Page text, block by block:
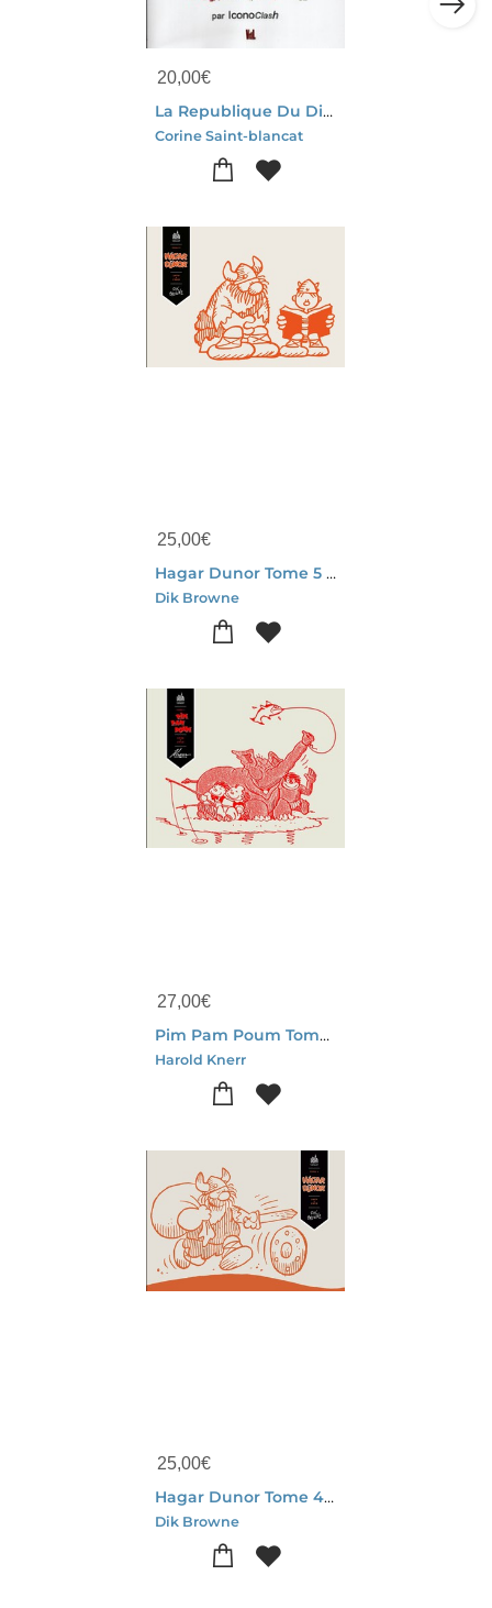
20,00€
La Republique Du Dindon : Jus De Pitre Et Chairs De Poule
Corine Saint-blancat
25,00€
Hagar Dunor Tome 5 : 1979-1980
Dik Browne
27,00€
Pim Pam Poum Tome 1 : 1936-1942
Harold Knerr
25,00€
Hagar Dunor Tome 4 : 1977-1978
Dik Browne